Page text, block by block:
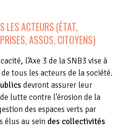
LES ACTEURS (ÉTAT,
ASSOS, CITOYENS)
l’Axe 3 de la SNB3 vise à
tous les acteurs de la société.
devront assurer leur
lutte contre l’érosion de la
des espaces verts par
élus au sein des collectivités